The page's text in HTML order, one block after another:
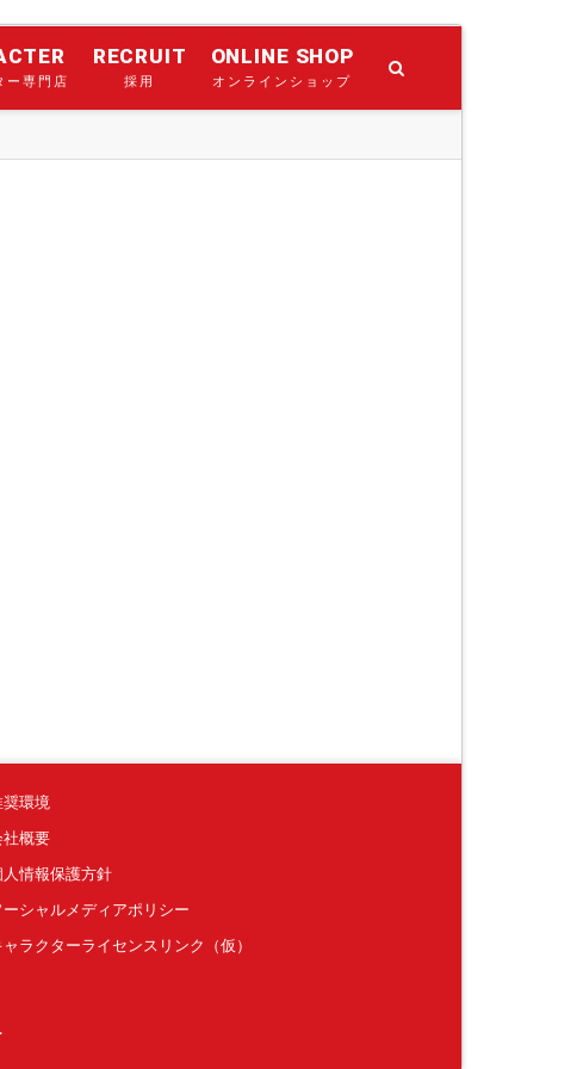
ー専門店
RECRUIT
採用
ONLINE SHOP
オンラインショップ
奨環境
社概要
人情報保護方針
ーシャルメディアポリシー
ャラクターライセンスリンク（仮）